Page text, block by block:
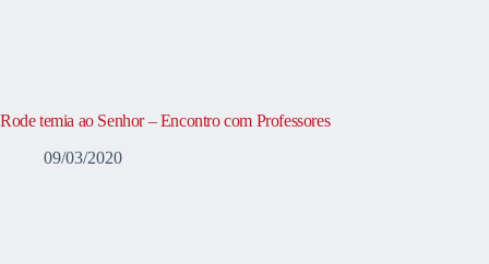
Rode temia ao Senhor – Encontro com Professores
09/03/2020